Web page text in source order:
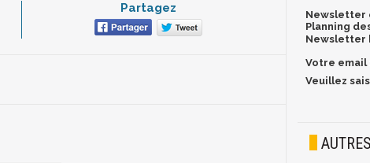
Partagez
Newsletter
Planning
Newsletter
Votre email
Veuillez